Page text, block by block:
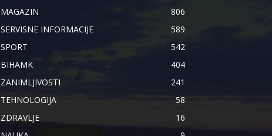
MAGAZIN
806
SERVISNE INFORMACIJE
589
SPORT
542
BIHAMK
404
ZANIMLJIVOSTI
241
TEHNOLOGIJA
58
ZDRAVLJE
16